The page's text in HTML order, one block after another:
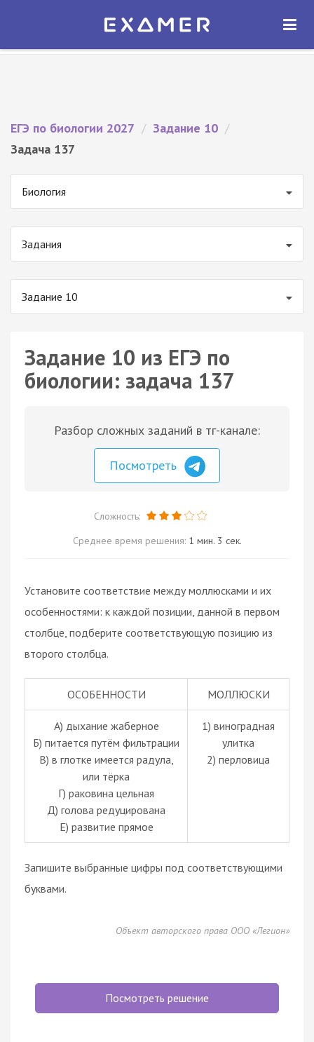
Экзамер — ЕГЭ 2027
ОТКРЫТЬ
ЕГЭ по биологии 2027 / Задание 10 /
Задача 137
Биология
Задания
Задание 10
Задание 10 из ЕГЭ по
биологии: задача 137
Разбор сложных заданий в тг-канале:
Посмотреть
Сложность:
Среднее время решения: 1 мин. 3 сек.
Установите соответствие между моллюсками и их
особенностями: к каждой позиции, данной в первом
столбце, подберите соответствующую позицию из
второго столбца.
ОСОБЕННОСТИ МОЛЛЮСКИ
А) дыхание жаберное
Б) питается путём фильтрации
В) в глотке имеется радула,
или тёрка
Г) раковина цельная
Д) голова редуцирована
Е) развитие прямое
1) виноградная
улитка
2) перловица
Запишите выбранные цифры под соответствующими
буквами.
Объект авторского права ООО «Легион»
Посмотреть решение